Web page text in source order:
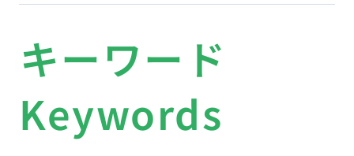
キーワード
Keywords